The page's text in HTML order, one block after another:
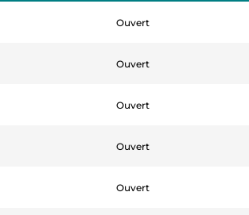
Ouvert
Ouvert
Ouvert
Ouvert
Ouvert